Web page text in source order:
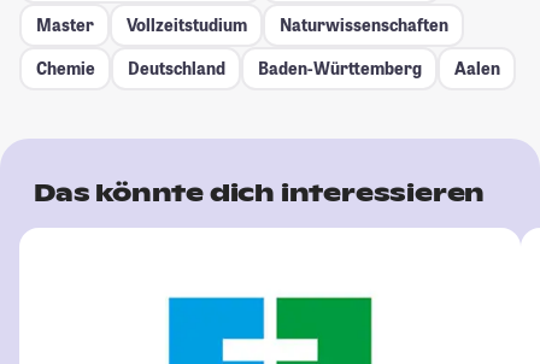
Master
Vollzeitstudium
Naturwissenschaften
Chemie
Deutschland Baden-Württemberg Aalen
Das könnte dich interessieren